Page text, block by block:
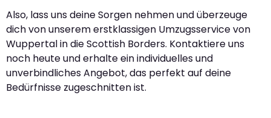
Also, lass uns deine Sorgen nehmen und überzeuge
dich von unserem erstklassigen Umzugsservice von
Wuppertal in die Scottish Borders. Kontaktiere uns
noch heute und erhalte ein individuelles und
unverbindliches Angebot, das perfekt auf deine
Bedürfnisse zugeschnitten ist.